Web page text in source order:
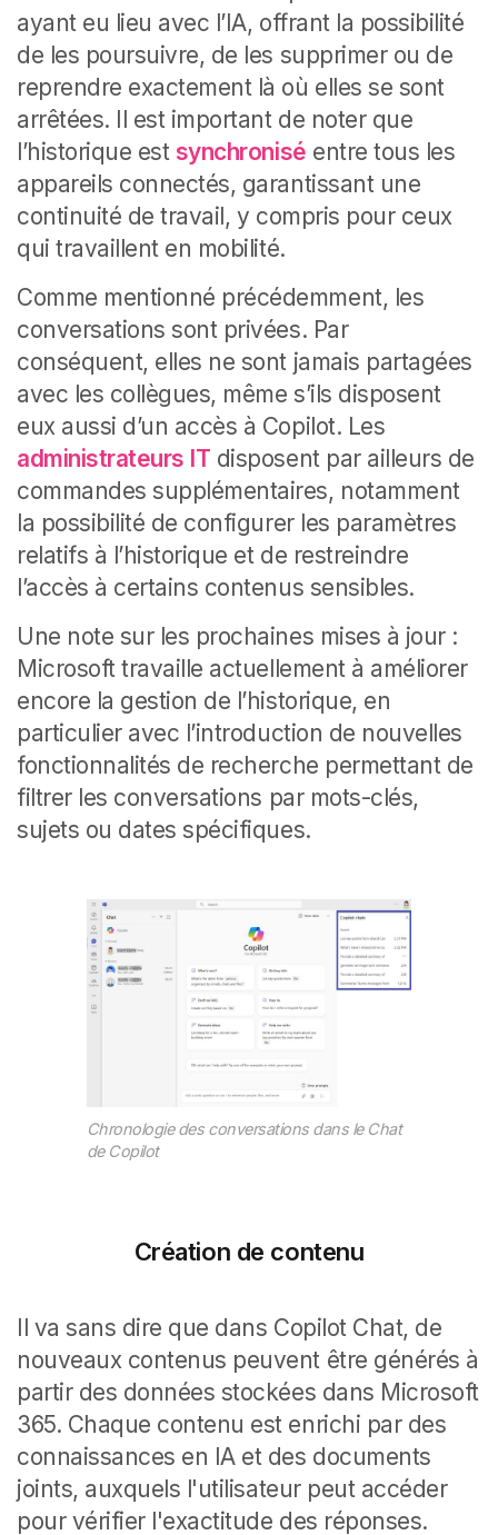
ayant eu lieu avec l’IA, offrant la possibilité
de les poursuivre, de les supprimer ou de
reprendre exactement là où elles se sont
arrêtées. Il est important de noter que
l’historique est synchronisé entre tous les
appareils connectés, garantissant une
continuité de travail, y compris pour ceux
qui travaillent en mobilité.
Comme mentionné précédemment, les
conversations sont privées. Par
conséquent, elles ne sont jamais partagées
avec les collègues, même s’ils disposent
eux aussi d’un accès à Copilot. Les
administrateurs IT disposent par ailleurs de
commandes supplémentaires, notamment
la possibilité de configurer les paramètres
relatifs à l’historique et de restreindre
l’accès à certains contenus sensibles.
Une note sur les prochaines mises à jour :
Microsoft travaille actuellement à améliorer
encore la gestion de l’historique, en
particulier avec l’introduction de nouvelles
fonctionnalités de recherche permettant de
filtrer les conversations par mots-clés,
sujets ou dates spécifiques.
Chronologie des conversations dans le Chat
de Copilot
Création de contenu
Il va sans dire que dans Copilot Chat, de
nouveaux contenus peuvent être générés à
partir des données stockées dans Microsoft
365. Chaque contenu est enrichi par des
connaissances en IA et des documents
joints, auxquels l'utilisateur peut accéder
pour vérifier l'exactitude des réponses.